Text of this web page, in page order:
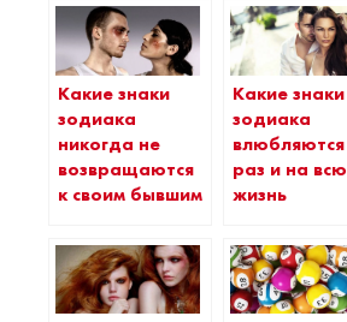
Какие знаки
зодиака
никогда не
возвращаются
к своим бывшим
Какие знаки
зодиака
влюбляются
раз и на всю
жизнь